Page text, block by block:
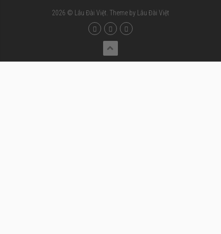
2026 © Lâu Đài Việt . Theme by Lâu Đài Việt